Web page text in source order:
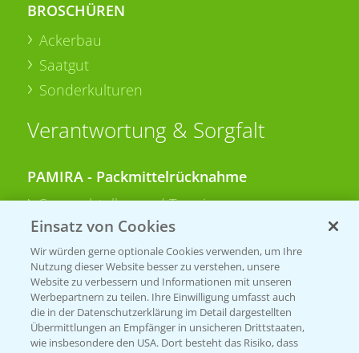
BROSCHÜREN
Ackerbau
Saatgut
Sonderkulturen
Verantwortung & Sorgfalt
PAMIRA - Packmittelrücknahme
Sammelstellen und Termine
PRE - Chemikalien sicher entsorgen
Sammelstellen und Termine
Kontakt & Notfall
Einsatz von Cookies
Wir würden gerne optionale Cookies verwenden, um Ihre
Nutzung dieser Website besser zu verstehen, unsere
Website zu verbessern und Informationen mit unseren
Werbepartnern zu teilen. Ihre Einwilligung umfasst auch
die in der Datenschutzerklärung im Detail dargestellten
Übermittlungen an Empfänger in unsicheren Drittstaaten,
wie insbesondere den USA. Dort besteht das Risiko, dass